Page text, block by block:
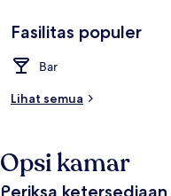
Fasilitas populer
Bar
Lihat semua
Opsi kamar
Periksa